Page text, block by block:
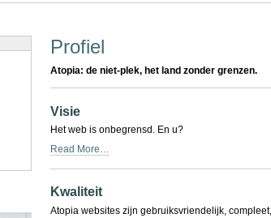
Profiel
Atopia: de niet-plek, het land zonder grenzen.
Visie
Het web is onbegrensd. En u?
Read More…
Kwaliteit
Atopia websites zijn gebruiksvriendelijk, compleet,